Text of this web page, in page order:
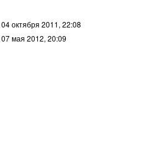
04 октября 2011, 22:08
07 мая 2012, 20:09